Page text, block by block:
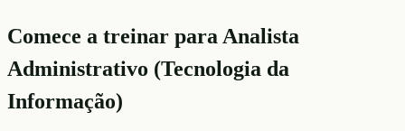
Comece a treinar paraAnalista
Administrativo (Tecnologia da
Informação)